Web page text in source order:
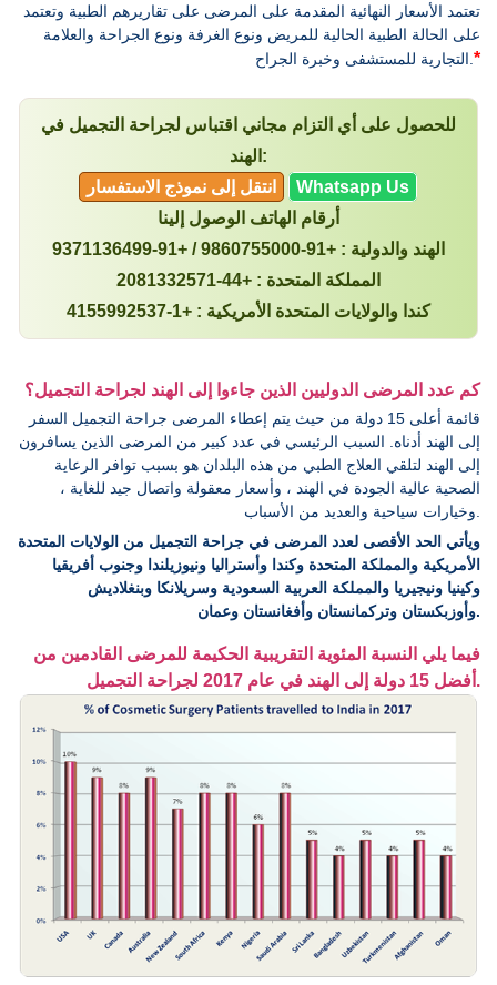
تعتمد الأسعار النهائية المقدمة على المرضى على تقاريرهم الطبية وتعتمد
على الحالة الطبية الحالية للمريض ونوع الغرفة ونوع الجراحة والعلامة
*
للحصول على أي التزام مجاني اقتباس لجراحة التجميل في
الهند:
انتقل إلى نموذج الاستفسار
Whatsapp Us
أرقام الهاتف الوصول إلينا
الهند والدولية : +91-9860755000 / +91-9371136499
المملكة المتحدة : +44-2081332571
كندا والولايات المتحدة الأمريكية : +1-4155992537
كم عدد المرضى الدوليين الذين جاءوا إلى الهند لجراحة التجميل؟
قائمة أعلى 15 دولة من حيث يتم إعطاء المرضى جراحة التجميل السفر
إلى الهند أدناه. السبب الرئيسي في عدد كبير من المرضى الذين يسافرون
إلى الهند لتلقي العلاج الطبي من هذه البلدان هو بسبب توافر الرعاية
الصحية عالية الجودة في الهند ، وأسعار معقولة واتصال جيد للغاية ،
ويأتي الحد الأقصى لعدد المرضى في جراحة التجميل من الولايات المتحدة
الأمريكية والمملكة المتحدة وكندا وأستراليا ونيوزيلندا وجنوب أفريقيا
وكينيا ونيجيريا والمملكة العربية السعودية وسريلانكا وبنغلاديش
وأوزبكستان وتركمانستان وأفغانستان وعمان.
فيما يلي النسبة المئوية التقريبية الحكيمة للمرضى القادمين من
أفضل 15 دولة إلى الهند في عام 2017 لجراحة التجميل.